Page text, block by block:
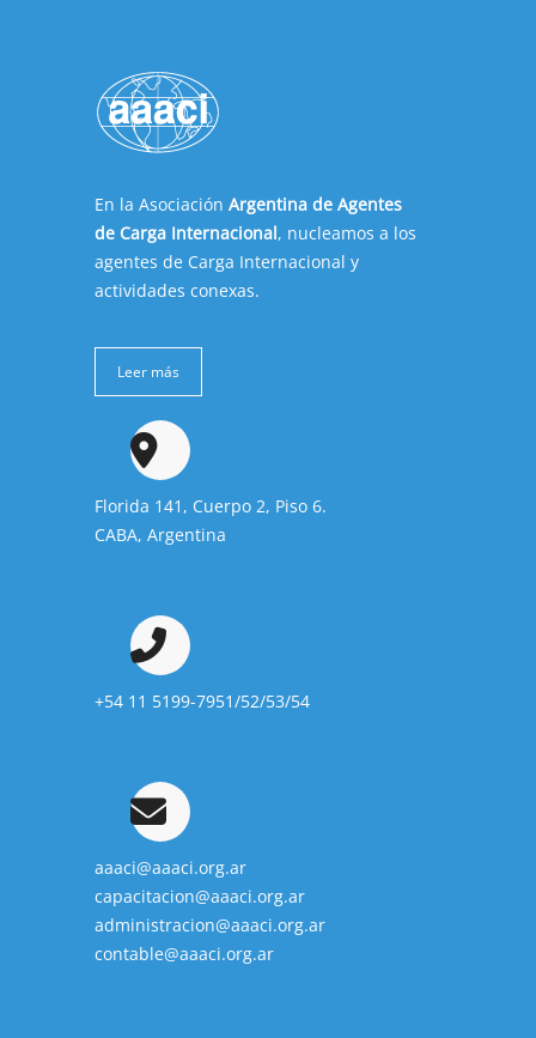
En la Asociación Argentina de Agentes
de Carga Internacional, nucleamos a los
agentes de Carga Internacional y
actividades conexas.
Leer más
Florida 141, Cuerpo 2, Piso 6.
CABA, Argentina
+54 11 5199-7951/52/53/54
aaaci@aaaci.org.ar
capacitacion@aaaci.org.ar
administracion@aaaci.org.ar
contable@aaaci.org.ar